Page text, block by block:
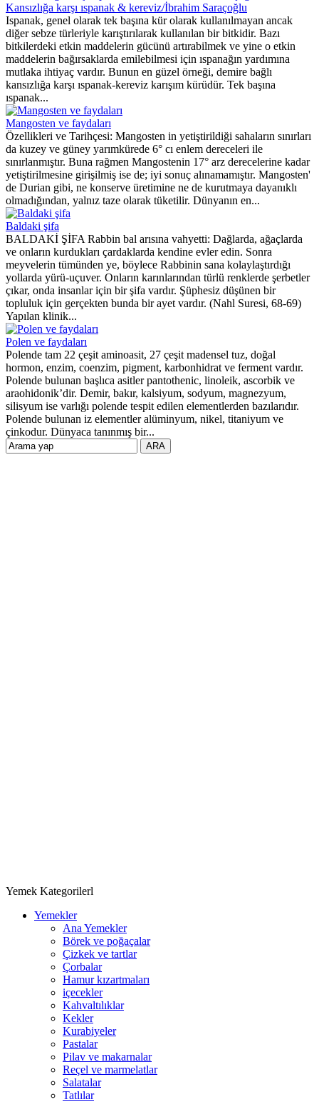
Kansızlığa karşı ıspanak & kereviz/İbrahim Saraçoğlu
Ispanak, genel olarak tek başına kür olarak kullanılmayan ancak
diğer sebze türleriyle karıştırılarak kullanılan bir bitkidir. Bazı
bitkilerdeki etkin maddelerin gücünü artırabilmek ve yine o etkin
maddelerin bağırsaklarda emilebilmesi için ıspanağın yardımına
mutlaka ihtiyaç vardır. Bunun en güzel örneği, demire bağlı
kansızlığa karşı ıspanak-kereviz karışım kürüdür. Tek başına
ıspanak...
Mangosten ve faydaları
Özellikleri ve Tarihçesi: Mangosten in yetiştirildiği sahaların sınırları
da kuzey ve güney yarımkürede 6° cı enlem dereceleri ile
sınırlanmıştır. Buna rağmen Mangostenin 17° arz derecelerine kadar
yetiştirilmesine girişilmiş ise de; iyi sonuç alınamamıştır. Mangosten'
de Durian gibi, ne konserve üretimine ne de kurutmaya dayanıklı
olmadığından, yalnız taze olarak tüketilir. Dünyanın en...
Baldaki şifa
BALDAKİ ŞİFA Rabbin bal arısına vahyetti: Dağlarda, ağaçlarda
ve onların kurdukları çardaklarda kendine evler edin. Sonra
meyvelerin tümünden ye, böylece Rabbinin sana kolaylaştırdığı
yollarda yürü-uçuver. Onların karınlarından türlü renklerde şerbetler
çıkar, onda insanlar için bir şifa vardır. Şüphesiz düşünen bir
topluluk için gerçekten bunda bir ayet vardır. (Nahl Suresi, 68-69)
Yapılan klinik...
Polen ve faydaları
Polende tam 22 çeşit aminoasit, 27 çeşit madensel tuz, doğal
hormon, enzim, coenzim, pigment, karbonhidrat ve ferment vardır.
Polende bulunan başlıca asitler pantothenic, linoleik, ascorbik ve
araohidonik’dir. Demir, bakır, kalsiyum, sodyum, magnezyum,
silisyum ise varlığı polende tespit edilen elementlerden bazılarıdır.
Polende bulunan iz elementler alüminyum, nikel, titaniyum ve
çinkodur. Dünyaca tanınmış bir...
Yemek Kategorilerl
Yemekler
Ana Yemekler
Börek ve poğaçalar
Çizkek ve tartlar
Çorbalar
Hamur kızartmaları
içecekler
Kahvaltılıklar
Kekler
Kurabiyeler
Pastalar
Pilav ve makarnalar
Reçel ve marmelatlar
Salatalar
Tatlılar